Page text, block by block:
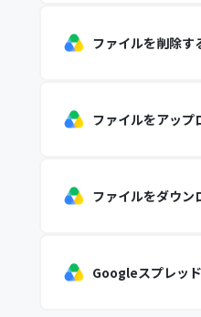
ファイルを削除す
ファイルをアップ
ファイルをダウン
Googleスプレッ